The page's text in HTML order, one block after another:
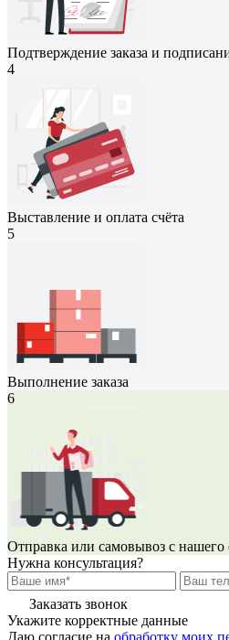
Подтверждение заказа и
4
Выставление и оплата счёта
5
Выполнение заказа
6
Отправка или самовывоз с нашего
Нужна консультация?
Заказать звонок
Укажите корректные данные
Даю согласие на обработку моих